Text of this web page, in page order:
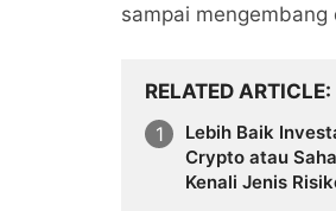
sampai mengembang
RELATED ARTICLE
Lebih Baik
Crypto atau
Kenali Jenis